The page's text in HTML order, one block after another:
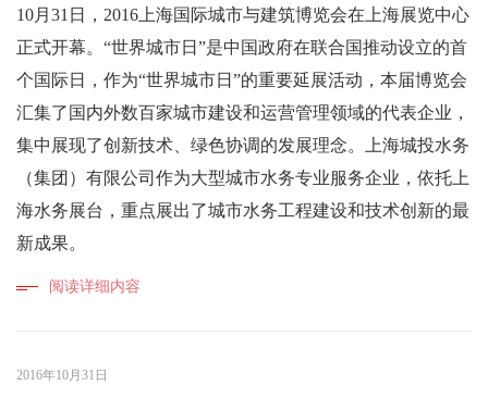
10月31日，2016上海国际城市与建筑博览会在上海展览中心
正式开幕。“世界城市日”是中国政府在联合国推动设立的首
个国际日，作为“世界城市日”的重要延展活动，本届博览会
汇集了国内外数百家城市建设和运营管理领域的代表企业，
集中展现了创新技术、绿色协调的发展理念。上海城投水务
（集团）有限公司作为大型城市水务专业服务企业，依托上
海水务展台，重点展出了城市水务工程建设和技术创新的最
新成果。
阅读详细内容
2016年10月31日